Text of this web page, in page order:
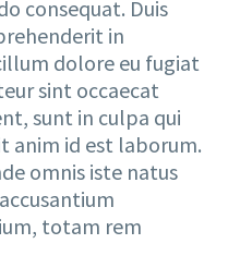
consequat. Duis
in
dolore eu fugiat
sint occaecat
sunt in culpa qui
anim id est laborum.
omnis iste natus
totam rem